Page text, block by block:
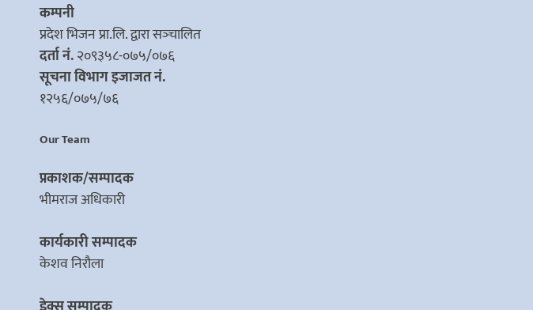
कम्पनी
प्रदेश भिजन प्रा.लि. द्वारा सञ्‍चालित
दर्ता नं.२०९३५८-०७५/०७६
सूचना विभाग इजाजत नं.
१२५६/०७५/७६
Our Team
प्रकाशक/सम्पादक
भीमराज अधिकारी
कार्यकारी सम्पादक
केशव निरौला